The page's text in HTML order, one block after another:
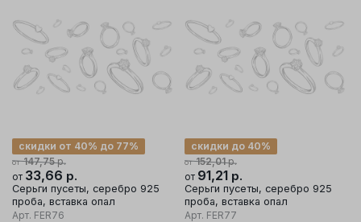
от 147,75р.
скидки от 40% до 77%
от 33,66 р.
Серьги пусеты, серебро 925
проба, вставка опал
Арт. FER76
от 152,01р.
скидки до 40%
от 91,21 р.
Серьги пусеты, серебро 925
проба, вставка опал
Арт. FER77